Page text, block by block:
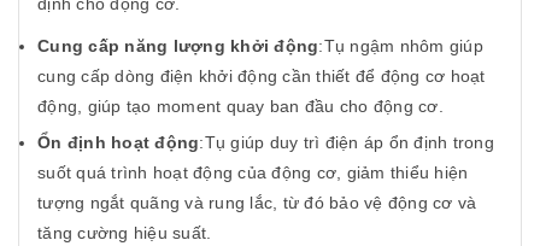
Cung cấp năng lượng khởi động:Tụ ngậm nhôm giúp
cung cấp dòng điện khởi động cần thiết để động cơ hoạt
động, giúp tạo moment quay ban đầu cho động cơ.
Ổn định hoạt động:Tụ giúp duy trì điện áp ổn định trong
suốt quá trình hoạt động của động cơ, giảm thiểu hiện
tượng ngắt quãng và rung lắc, từ đó bảo vệ động cơ và
tăng cường hiệu suất.